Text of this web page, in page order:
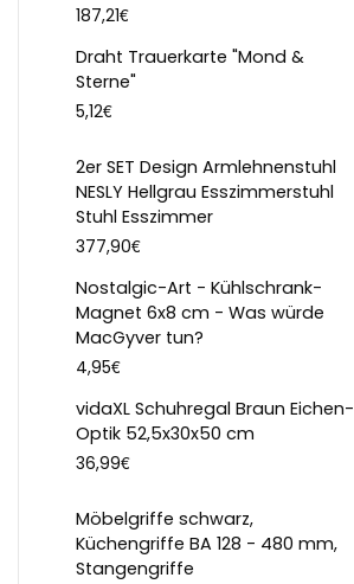
187,21€
Draht Trauerkarte "Mond &
Sterne"
5,12€
2er SET Design Armlehnenstuhl
NESLY Hellgrau Esszimmerstuhl
Stuhl Esszimmer
377,90€
Nostalgic-Art - Kühlschrank-
Magnet 6x8 cm - Was würde
MacGyver tun?
4,95€
vidaXL Schuhregal Braun Eichen-
Optik 52,5x30x50 cm
36,99€
Möbelgriffe schwarz,
Küchengriffe BA 128 - 480 mm,
Stangengriffe